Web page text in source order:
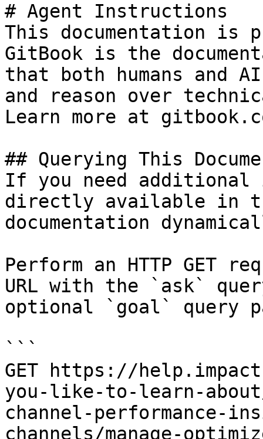
# Agent Instructions
This documentation is
GitBook is the
that both humans and
and reason over
Learn more at
## Querying This
If you need
directly available in
documentation
Perform an HTTP GET
URL with the `ask`
optional `goal` query
```
GET https://
you-like-to-learn-
channel-performance-
channels/manage-